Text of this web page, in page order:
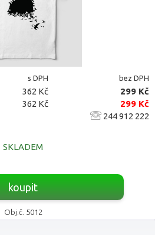
s DPH bez DPH
362 Kč
299 Kč
362 Kč
299 Kč
244 912 222
SKLADEM
koupit
Obj.č. 5012